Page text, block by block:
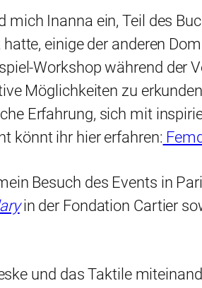
Inanna ein, Teil des
einige der anderen
Workshop während der
Möglichkeiten zu
Erfahrung, sich mit
könnt ihr hier erfahren:
Besuch des Events in
in der Fondation Cartier
und das Taktile